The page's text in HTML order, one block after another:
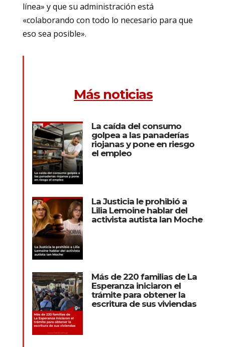
línea» y que su administración está
«colaborando con todo lo necesario para que
eso sea posible».
Más noticias
La caída del consumo
golpea a las panaderías
riojanas y pone en riesgo
el empleo
La Justicia le prohibió a
Lilia Lemoine hablar del
activista autista Ian Moche
Más de 220 familias de La
Esperanza iniciaron el
trámite para obtener la
escritura de sus viviendas